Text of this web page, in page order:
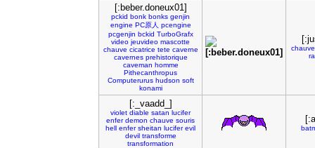
[:beber.doneux01]
pckid bonk bonks genjin
engine PC原人 pcengine
pcgenjin bckid TurboGrafx
video jeuvideo mascotte
chauve cicatrice tete caverne
cavernes prehistorique
caveman homme
Pithecanthropus
Computerurus hudson soft
konami
chauve
[:_vaadd_]
violet diable satan lucifer
enfer demon chauve souris
hell enfer sheitan lucifer evil
devil transforme
transformation